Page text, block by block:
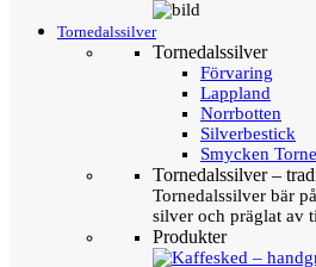
Tornedalssilver
Tornedalssilver
Förvaring
Lappland
Norrbotten
Silverbestick
Smycken
Tornedalssilver –
Tornedalssilver bär
silver och präglat av
Produkter